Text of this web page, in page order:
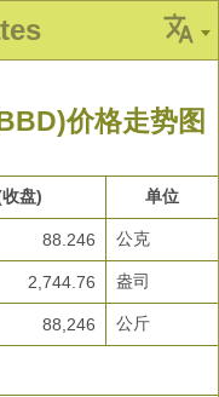
价格走势图
盘) 单位
88.246 公克
2,744.76 盎司
88,246 公斤